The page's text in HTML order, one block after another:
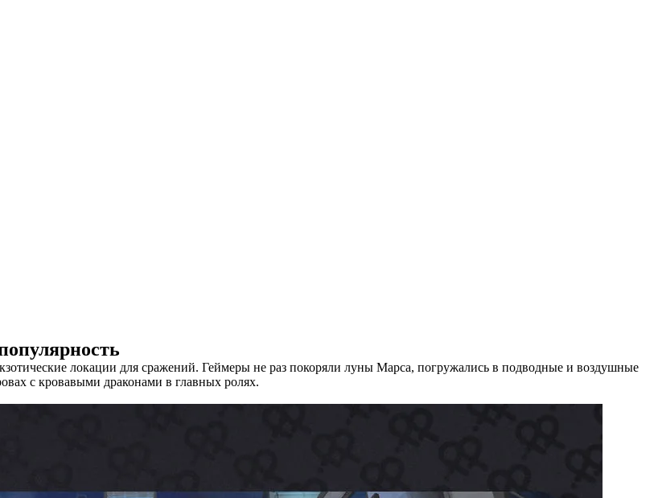
локации для сражений. Геймеры не раз покоряли луны Марса, погружались в подводные и воздушные
с кровавыми драконами в главных ролях.